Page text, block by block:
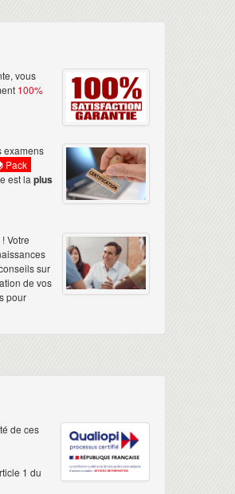
vous
100%
examens
Pack
est la plus
Votre
sur
de vos
pour
de ces
1 du